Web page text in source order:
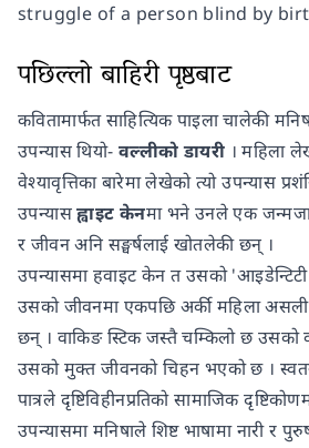
struggle of a person blind by
पछिल्लो बाहिरी पृष्ठबाट
कवितामार्फत साहित्यिक पाइला चालेकी
उपन्यास थियो- वल्लीको डायरी । महिला
वेश्यावृत्तिका बारेमा लेखेको त्यो उपन्यास
उपन्यासह्वाइट केनमा भने उनले एक जन्मजात
र जीवन अनि सङ्घर्षलाई खोतलेकी छन् ।
उपन्यासमा हवाइट केन त उसको 'आइडेन्टिटी
उसको जीवनमा एकपछि अर्की महिला
छन् । वाकिङ स्टिक जस्तै चम्किलो छ उसको
उसको मुक्त जीवनको चिहन भएको छ ।
पात्रले दृष्टिविहीनप्रतिको सामाजिक
उपन्यासमा मनिषाले शिष्ट भाषामा नारी र